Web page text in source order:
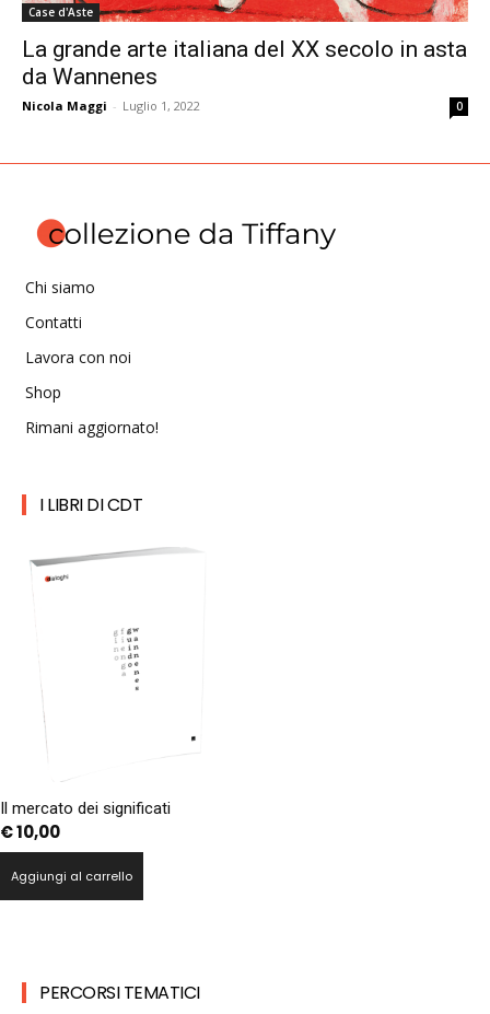
Case d'Aste
La grande arte italiana del XX secolo in asta
da Wannenes
Nicola Maggi - Luglio 1, 2022 0
Chi siamo
Contatti
Lavora con noi
Shop
Rimani aggiornato!
I LIBRI DI CDT
Il mercato dei significati
€10,00
Aggiungi al carrello
PERCORSI TEMATICI